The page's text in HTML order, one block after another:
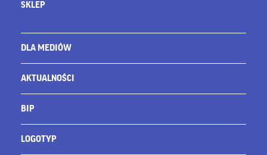
SKLEP
DLA MEDIÓW
AKTUALNOŚCI
BIP
LOGOTYP